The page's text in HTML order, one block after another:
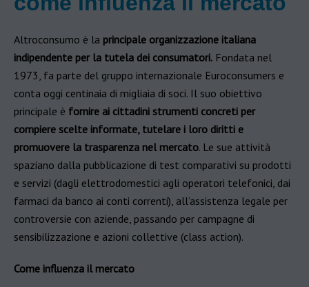
Altroconsumo è la principale organizzazione italiana
indipendente per la tutela dei consumatori. Fondata nel
1973, fa parte del gruppo internazionale Euroconsumers e
conta oggi centinaia di migliaia di soci. Il suo obiettivo
principale è fornire ai cittadini strumenti concreti per
compiere scelte informate, tutelare i loro diritti e
promuovere la trasparenza nel mercato. Le sue attività
spaziano dalla pubblicazione di test comparativi su prodotti
e servizi (dagli elettrodomestici agli operatori telefonici, dai
farmaci da banco ai conti correnti), all’assistenza legale per
controversie con aziende, passando per campagne di
sensibilizzazione e azioni collettive (class action).
Come influenza il mercato